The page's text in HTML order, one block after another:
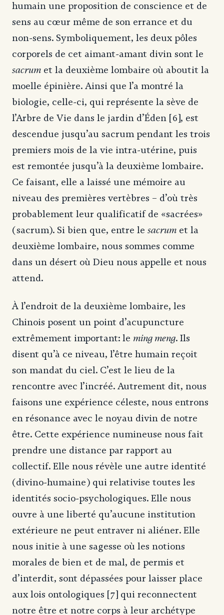
humain une proposition de conscience et de
sens au cœur même de son errance et du
non-sens. Symboliquement, les deux pôles
corporels de cet aimant-amant divin sont le
sacrum et la deuxième lombaire où aboutit la
moelle épinière. Ainsi que l’a montré la
biologie, celle-ci, qui représente la sève de
l’Arbre de Vie dans le jardin d’Éden [6], est
descendue jusqu’au sacrum pendant les trois
premiers mois de la vie intra-utérine, puis
est remontée jusqu’à la deuxième lombaire.
Ce faisant, elle a laissé une mémoire au
niveau des premières vertèbres – d’où très
probablement leur qualificatif de «sacrées»
(sacrum). Si bien que, entre le sacrum et la
deuxième lombaire, nous sommes comme
dans un désert où Dieu nous appelle et nous
attend.
À l’endroit de la deuxième lombaire, les
Chinois posent un point d’acupuncture
extrêmement important: le ming meng. Ils
disent qu’à ce niveau, l’être humain reçoit
son mandat du ciel. C’est le lieu de la
rencontre avec l’incréé. Autrement dit, nous
faisons une expérience céleste, nous entrons
en résonance avec le noyau divin de notre
être. Cette expérience numineuse nous fait
prendre une distance par rapport au
collectif. Elle nous révèle une autre identité
(divino-humaine) qui relativise toutes les
identités socio-psychologiques. Elle nous
ouvre à une liberté qu’aucune institution
extérieure ne peut entraver ni aliéner. Elle
nous initie à une sagesse où les notions
morales de bien et de mal, de permis et
d’interdit, sont dépassées pour laisser place
aux lois ontologiques [7] qui reconnectent
notre être et notre corps à leur archétype